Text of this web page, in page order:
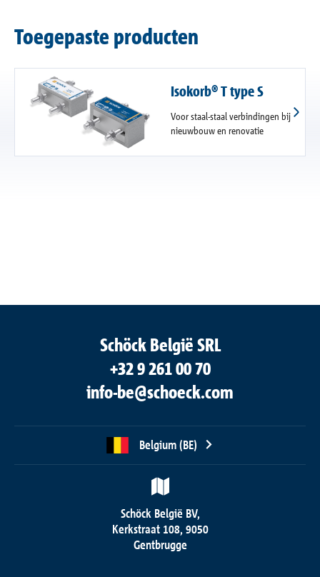
Toegepaste producten
Isokorb® T type S
Voor staal-staal verbindingen bij
nieuwbouw en renovatie
Schöck België SRL
+32 9 261 00 70
info-be@schoeck.com
Belgium (BE)
Schöck België BV,
Kerkstraat 108, 9050
Gentbrugge